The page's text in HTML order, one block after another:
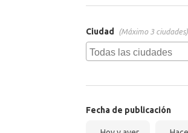
Ciudad (Máximo 3 ciudades)
Fecha de publicación